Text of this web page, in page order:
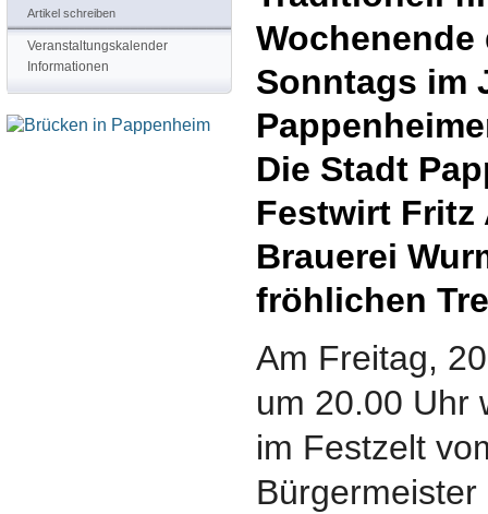
Artikel schreiben
Veranstaltungskalender
Informationen
Sonntags im
Die Stadt
Festwirt
Brauerei
fröhlichen
Am Freitag,
um 20.00 Uhr
im Festzelt